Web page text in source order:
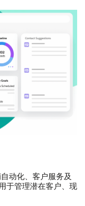
动化、客户服务及
于管理潜在客户、现